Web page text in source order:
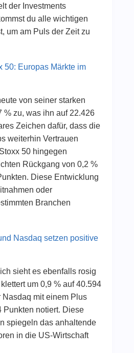
der Investments
du alle wichtigen
um am Puls der Zeit zu
50: Europas Märkte im
von seiner starken
% zu, was ihn auf 22.426
Zeichen dafür, dass die
weiterhin Vertrauen
50 hingegen
Rückgang von 0,2 %
Diese Entwicklung
oder
Branchen
Nasdaq setzen positive
sieht es ebenfalls rosig
um 0,9 % auf 40.594
Nasdaq mit einem Plus
Punkten notiert. Diese
spiegeln das anhaltende
in die US-Wirtschaft